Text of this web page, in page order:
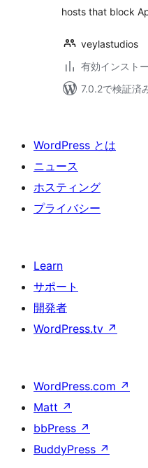
hosts that block
veylastudios
有効インスト
7.0.2で検証済
WordPress とは
ニュース
ホスティング
プライバシー
Learn
サポート
開発者
WordPress.tv ↗
WordPress.com ↗
Matt ↗
bbPress ↗
BuddyPress ↗